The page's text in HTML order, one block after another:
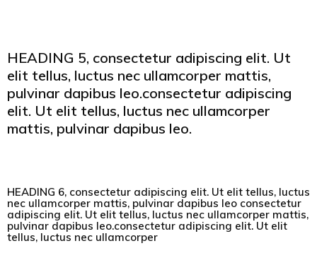
HEADING 5, consectetur adipiscing elit. Ut
elit tellus, luctus nec ullamcorper mattis,
pulvinar dapibus leo.consectetur adipiscing
elit. Ut elit tellus, luctus nec ullamcorper
mattis, pulvinar dapibus leo.
HEADING 6, consectetur adipiscing elit. Ut elit tellus, luctus
nec ullamcorper mattis, pulvinar dapibus leo consectetur
adipiscing elit. Ut elit tellus, luctus nec ullamcorper mattis,
pulvinar dapibus leo.consectetur adipiscing elit. Ut elit
tellus, luctus nec ullamcorper